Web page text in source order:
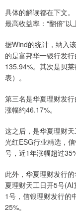
具体的解读都在下文。
最高收益率：“翻倍”以
据Wind的统计，纳入
的是富邦华一银行发
135.94%。其次是贝
表）。
第三名是华夏理财发
涨幅约46.17%。
这之后，是华夏理财
光红ESG行业精选，
号，近1年涨幅超过
此外，华夏理财发行
夏理财天工日开5号
1号，信银理财发行的
25%。